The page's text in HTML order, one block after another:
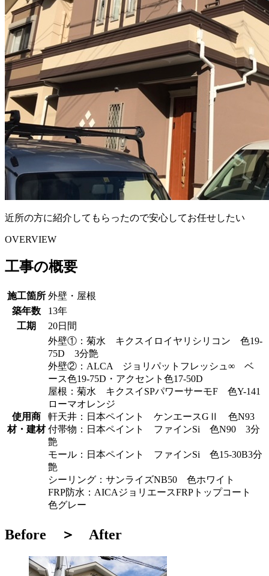
近所の方に紹介してもらったので安心してお任せしたい
OVERVIEW
工事の概要
施工箇所 外壁・屋根
築年数
13年
工期
20日間
使用商
材・建材
外壁①：菊水 キクスイロイヤリシリコン 色19-
75D 3分艶
外壁②：ALCA ジョリパットフレッシュ∞ ベ
ース色19-75D・アクセント色17-50D
屋根：菊水 キクスイSPパワーサーモF 色Y-141
ローマオレンジ
軒天井：日本ペイント ケンエースGⅡ 色N93
付帯物：日本ペイント ファインSi 色N90 3分
艶
モール：日本ペイント ファインSi 色15-30B3分
艶
シーリング：サンライズNB50 色ホワイト
FRP防水：AICAジョリエースFRPトップコート
色グレー
Before ＞ After